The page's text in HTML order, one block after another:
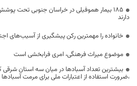
۱۸۵ بیمار هموفیلی در خراسان جنوبی تحت
دارند
خانواده را مهمترین رکن پیشگیری از آسیب‌های
موضوع میراث فرهنگی، امری فرابخشی است
بیشترین تعداد آسبادها در میان سه استان
،ضرورت استفاده از اعتبارات ملی برای مرمت آسبادها